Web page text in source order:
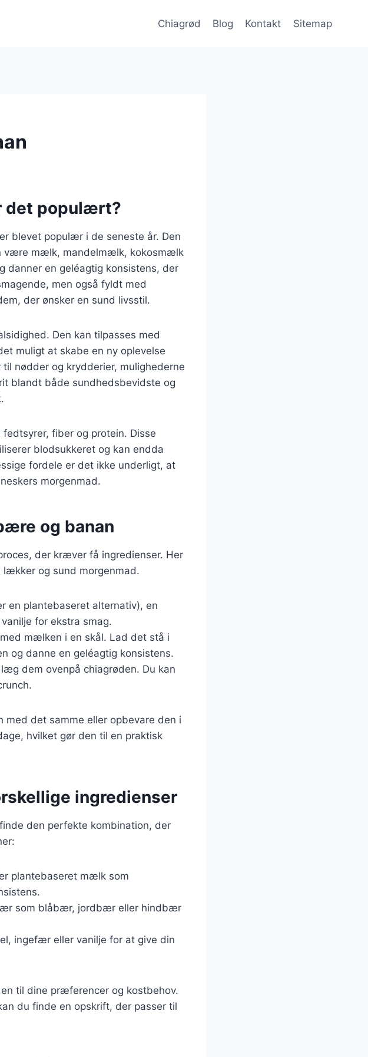
Chiagrød Blog Kontakt Sitemap
det populært?
blevet populær i de seneste år. Den
være mælk, mandelmælk, kokosmælk
danner en geléagtig konsistens, der
men også fyldt med
der ønsker en sund livsstil.
Den kan tilpasses med
muligt at skabe en ny oplevelse
nødder og krydderier, mulighederne
blandt både sundhedsbevidste og
fiber og protein. Disse
blodsukkeret og kan endda
fordele er det ikke underligt, at
morgenmad.
og banan
der kræver få ingredienser. Her
og sund morgenmad.
en plantebaseret alternativ), en
for ekstra smag.
mælken i en skål. Lad det stå i
og danne en geléagtig konsistens.
dem ovenpå chiagrøden. Du kan
det samme eller opbevare den i
hvilket gør den til en praktisk
ingredienser
den perfekte kombination, der
plantebaseret mælk som
som blåbær, jordbær eller hindbær
ingefær eller vanilje for at give din
til dine præferencer og kostbehov.
du finde en opskrift, der passer til